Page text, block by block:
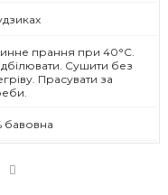
прання при 40°C.
Сушити без
Прасувати за
бавовна